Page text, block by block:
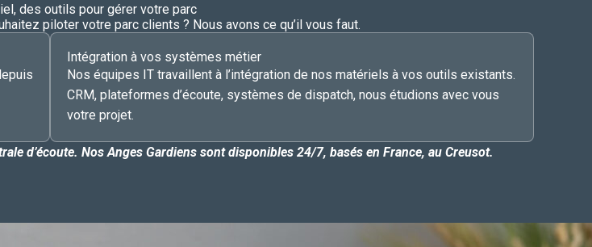
des outils pour gérer votre parc
piloter votre parc clients ? Nous avons ce qu’il vous faut.
Intégration à vos systèmes métier
Nos équipes IT travaillent à l’intégration de nos matériels à vos outils existants.
CRM, plateformes d’écoute, systèmes de dispatch, nous étudions avec vous
votre projet.
d’écoute. Nos Anges Gardiens sont disponibles 24/7, basés en France, au Creusot.